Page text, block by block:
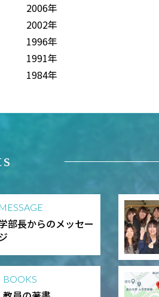
2006年
2002年
1996年
1991年
1984年
MESSAGE
部長からのメッセー
BOOKS